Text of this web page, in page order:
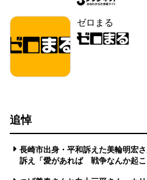
ゼロまる
追悼
長崎市出身・平和訴えた美輪明宏
訴え「愛があれば 戦争なんか起こ